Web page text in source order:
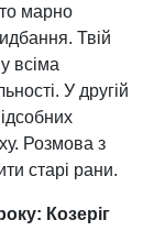
марно
Твій
всіма
У другій
Розмова з
старі рани.
Козеріг